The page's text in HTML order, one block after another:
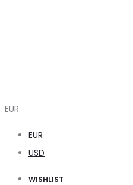
EUR
EUR
USD
WISHLIST